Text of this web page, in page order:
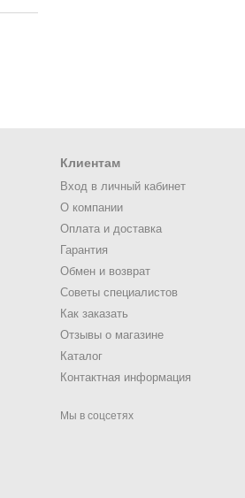
Клиентам
Вход в личный кабинет
О компании
Оплата и доставка
Гарантия
Обмен и возврат
Советы специалистов
Как заказать
Отзывы о магазине
Каталог
Контактная информация
Мы в соцсетях